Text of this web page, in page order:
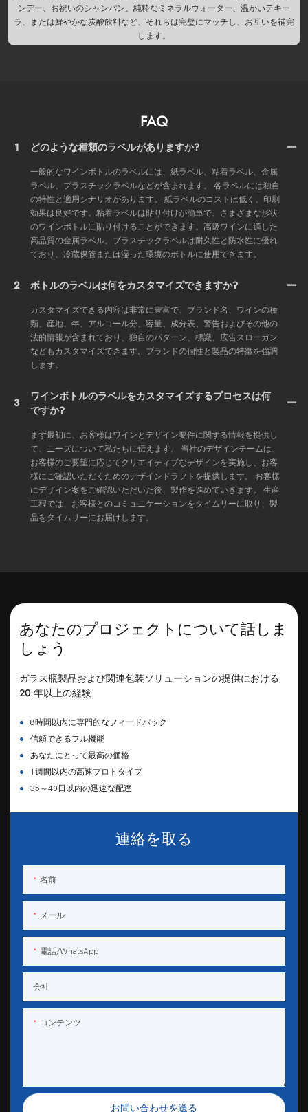
ンデー、お祝いのシャンパン、純粋なミネラルウォーター、温かいテキー
ラ、または鮮やかな炭酸飲料など、それらは完璧にマッチし、お互いを補完
します。
FAQ
1 どのような種類のラベルがありますか?
一般的なワインボトルのラベルには、紙ラベル、粘着ラベル、金属
ラベル、プラスチックラベルなどが含まれます。 各ラベルには独自
の特性と適用シナリオがあります。 紙ラベルのコストは低く、印刷
効果は良好です。粘着ラベルは貼り付けが簡単で、さまざまな形状
のワインボトルに貼り付けることができます。高級ワインに適した
高品質の金属ラベル。プラスチックラベルは耐久性と防水性に優れ
ており、冷蔵保管または湿った環境のボトルに使用できます。
2 ボトルのラベルは何をカスタマイズできますか?
カスタマイズできる内容は非常に豊富で、ブランド名、ワインの種
類、産地、年、アルコール分、容量、成分表、警告およびその他の
法的情報が含まれており、独自のパターン、標識、広告スローガン
などもカスタマイズできます。ブランドの個性と製品の特徴を強調
します。
3
ワインボトルのラベルをカスタマイズするプロセスは何
ですか?
まず最初に、お客様はワインとデザイン要件に関する情報を提供し
て、ニーズについて私たちに伝えます。 当社のデザインチームは、
お客様のご要望に応じてクリエイティブなデザインを実施し、お客
様にご確認いただくためのデザインドラフトを提供します。 お客様
にデザイン案をご確認いただいた後、製作を進めていきます。 生産
工程では、お客様とのコミュニケーションをタイムリーに取り、製
品をタイムリーにお届けします。
あなたのプロジェクトについて話しま
しょう
ガラス瓶製品および関連包装ソリューションの提供における
20 年以上の経験
●
8時間以内に専門的なフィードバック
●
信頼できるフル機能
●
あなたにとって最高の価格
●
1週間以内の高速プロトタイプ
●
35～40日以内の迅速な配達
連絡を取る
名前
メール
電話/WhatsApp
会社
コンテンツ
お問い合わせを送る